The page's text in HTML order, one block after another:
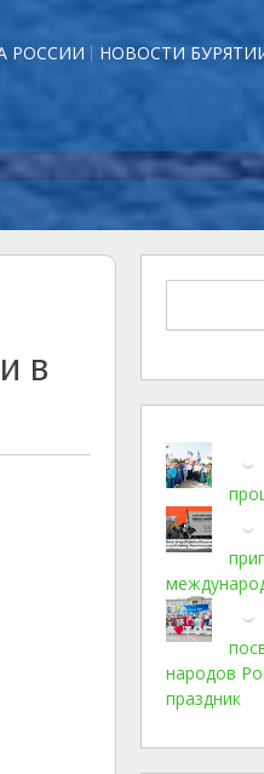
РОССИИ НОВОСТИ
в
народов
праздник